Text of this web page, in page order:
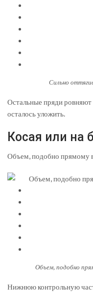
Сильно
Остальные пряди ровняют
осталось уложить.
Косая или на
Объем, подобно прямому
Объем, подобно
Нижнюю контрольную